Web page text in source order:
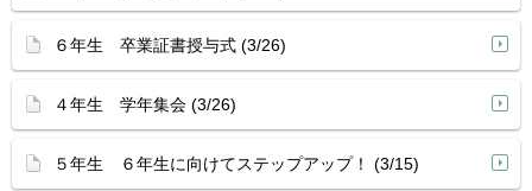
６年生 卒業証書授与式 (3/26)
４年生 学年集会 (3/26)
５年生 ６年生に向けてステップアップ！ (3/15)